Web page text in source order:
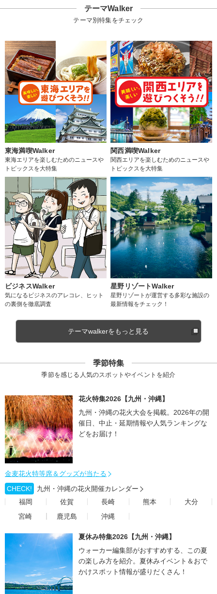
テーマWalker
テーマ別特集をチェック
東海満喫Walker
東海エリアを楽しむためのニュースや
トピックスを大特集
関西満喫Walker
関西エリアを楽しむためのニュースや
トピックスを大特集
ビジネスWalker
気になるビジネスのアレコレ、ヒット
の裏側を徹底調査
星野リゾートWalker
星野リゾートが運営する多彩な施設の
最新情報をチェック！
テーマwalkerをもっと見る
季節特集
季節を感じる人気のスポットやイベントを紹介
花火特集2026【九州・沖縄】
九州・沖縄の花火大会を掲載。2026年の開
催日、中止・延期情報や人気ランキングな
どをお届け！
金麦花火特等席＆グッズが当たる
CHECK!
九州・沖縄の花火開催カレンダー
福岡
佐賀 長崎 熊本
大分
宮崎
鹿児島 沖縄
夏休み特集2026【九州・沖縄】
ウォーカー編集部がおすすめする、この夏
の楽しみ方を紹介。夏休みイベント＆おで
かけスポット情報が盛りだくさん！